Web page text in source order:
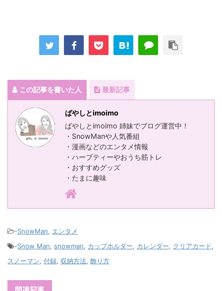
この記事を書いた人 最新記事
ばやしとimoimo
ばやしとimoimo 姉妹でブログ運営中！
・SnowManや人気番組
・漫画などのエンタメ情報
・ハーブティーやおうち筋トレ
・おすすめグッズ
・たまに趣味
-SnowMan, エンタメ
-Snow Man, snowman, カップホルダー, カレンダー, クリアカード,
スノーマン, 付録, 収納方法, 飾り方